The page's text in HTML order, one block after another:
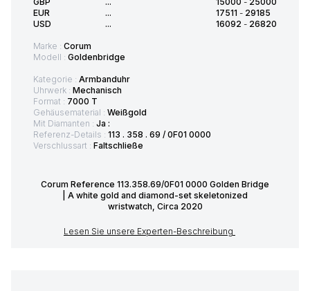
EUR
USD
...
...
17511 - 29185
16092 - 26820
Marke : Corum
Modell : Goldenbridge
Kategorie : Armbanduhr
Uhrwerk : Mechanisch
Format : 7000 T
Gehäusematerial : Weißgold
Mit Diamanten : Ja :
Referenz-Details : 113 . 358 . 69 / 0F01 0000
Verschlussart : Faltschließe
Corum Reference 113.358.69/0F01 0000 Golden Bridge
| A white gold and diamond-set skeletonized
wristwatch, Circa 2020
Lesen Sie unsere Experten-Beschreibung